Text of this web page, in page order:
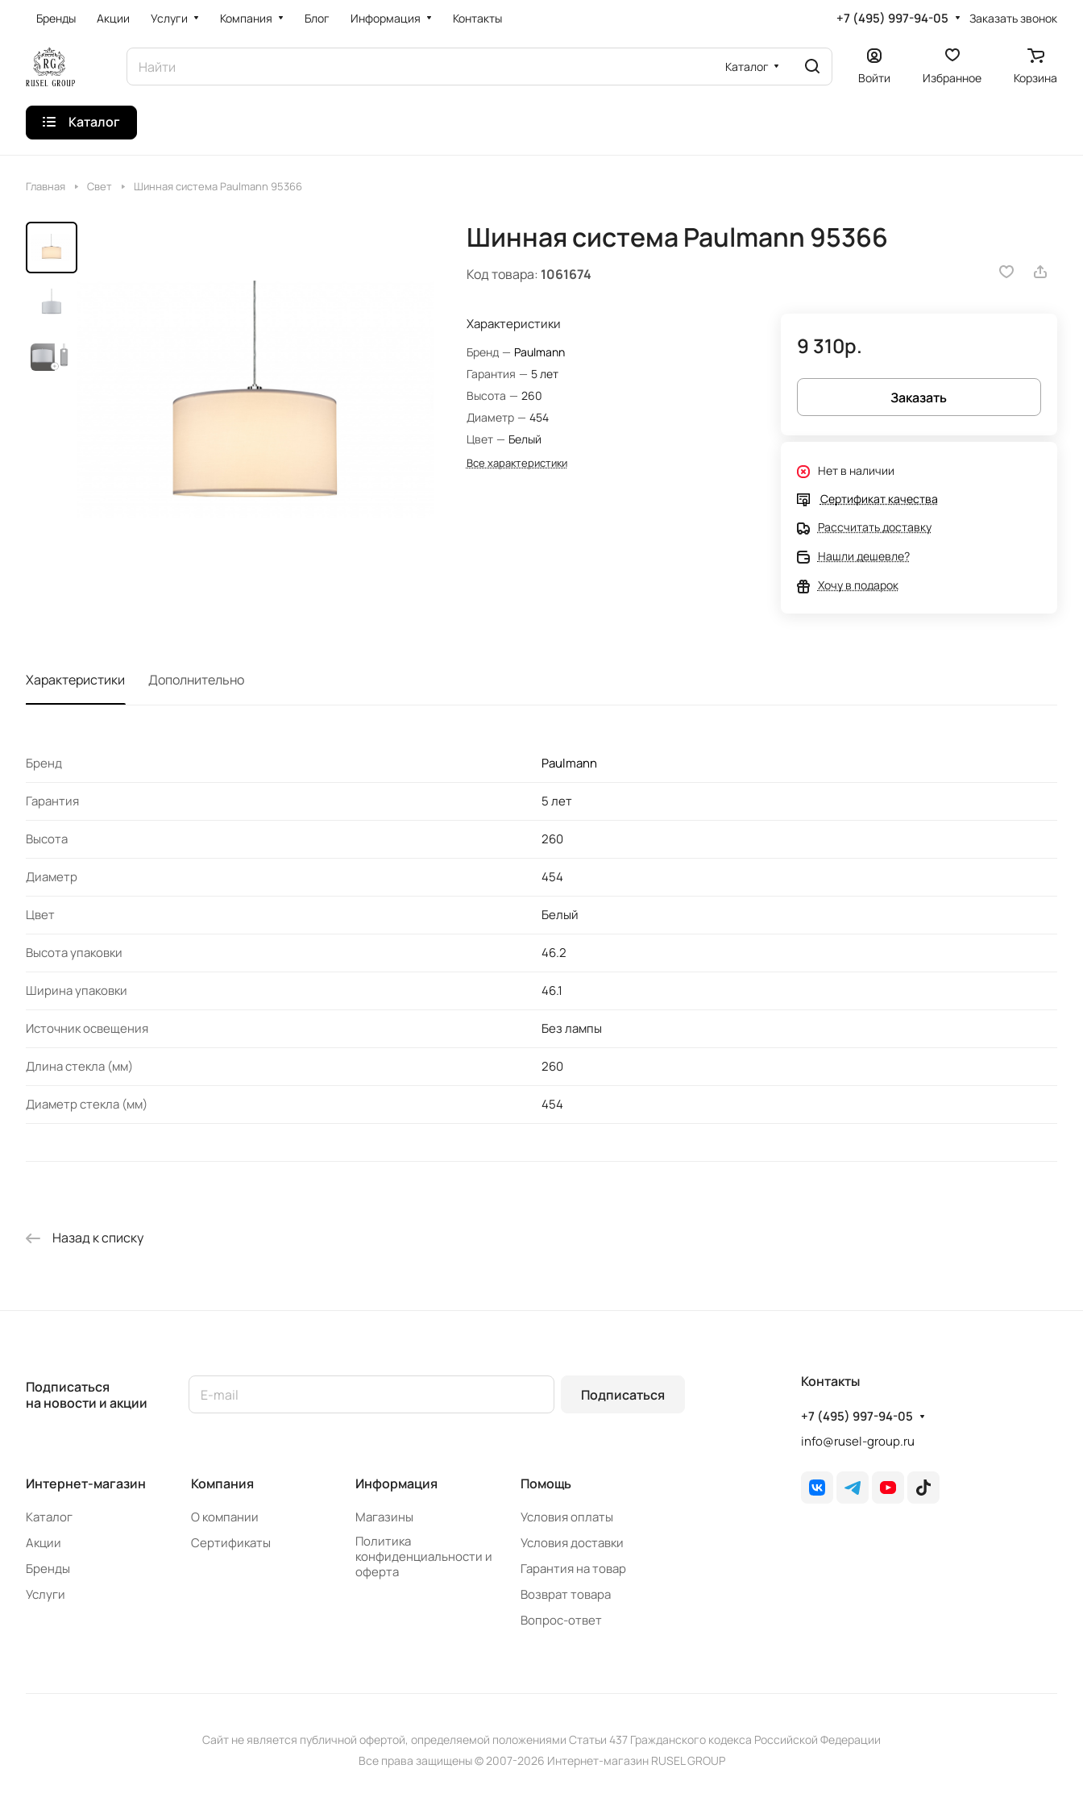
Бренды Акции Услуги Компания Блог Информация Контакты +7 (495) 997-94-05 Заказать звонок
Каталог
Войти Избранное Корзина
Каталог
Главная Свет Шинная система Paulmann 95366
Шинная система Paulmann 95366
Код товара: 1061674
Характеристики
Бренд — Paulmann
Гарантия — 5 лет
Высота — 260
Диаметр — 454
Цвет — Белый
Все характеристики
9 310р.
Заказать
Нет в наличии
Сертификат качества
Рассчитать доставку
Нашли дешевле?
Хочу в подарок
Характеристики Дополнительно
Бренд Paulmann
Гарантия 5 лет
Высота 260
Диаметр 454
Цвет Белый
Высота упаковки 46.2
Ширина упаковки 46.1
Источник освещения Без лампы
Длина стекла (мм) 260
Диаметр стекла (мм) 454
Назад к списку
Подписаться
на новости и акции
Подписаться
Интернет-магазин
Каталог
Акции
Бренды
Услуги
Компания
О компании
Сертификаты
Информация
Магазины
Политика
конфиденциальности и
оферта
Помощь
Условия оплаты
Условия доставки
Гарантия на товар
Возврат товара
Вопрос-ответ
Контакты
+7 (495) 997-94-05
info@rusel-group.ru
Сайт не является публичной офертой, определяемой положениями Статьи 437 Гражданского кодекса Российской Федерации
Все права защищены © 2007-2026 Интернет-магазин RUSEL GROUP